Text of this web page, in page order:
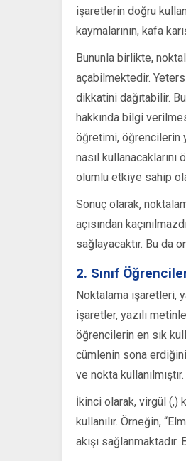
işaretlerin doğru
kaymalarının, kafa
Bununla birlikte,
açabilmektedir.
dikkatini dağıtabilir.
hakkında bilgi
öğretimi, öğrencilerin
nasıl
olumlu etkiye sahip
Sonuç olarak,
açısından
sağlayacaktır. Bu da
2. Sınıf
Noktalama işaretleri,
işaretler, yazılı
öğrencilerin en sık
cümlenin sona
ve nokta kullanılmıştır.
İkinci olarak, virgül (,)
kullanılır. Örneğin,
akışı